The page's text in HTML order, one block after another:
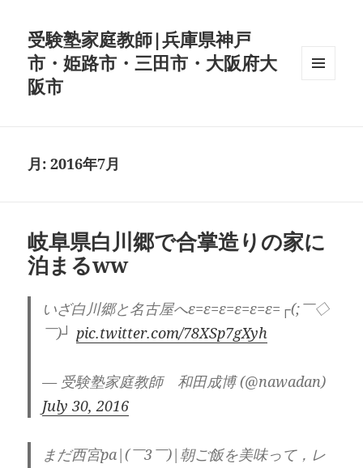
受験塾家庭教師|兵庫県神戸
市・姫路市・三田市・大阪府大
阪市
月:2016年7月
岐阜県白川郷で合掌造りの家に
泊まるww
いざ白川郷と名古屋へε=ε=ε=ε=ε=ε=┌(;￣◇
￣)┘pic.twitter.com/78XSp7gXyh
— 受験塾家庭教師 和田成博 (@nawadan)
July 30, 2016
まだ西宮pa|(￣3￣)|朝ご飯を美味って，レ